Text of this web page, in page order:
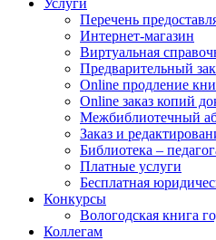
Услуги
Перечень
Интернет-магазин
Виртуальная
Предварительный
Online продление
Online заказ копий
Межбиблиотечный
Заказ и
Библиотека –
Платные услуги
Бесплатная
Конкурсы
Вологодская книга
Коллегам